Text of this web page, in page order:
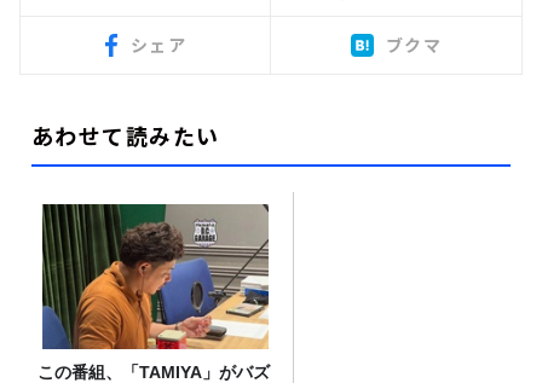
シェア ブクマ
あわせて読みたい
この番組、「TAMIYA」がバズ